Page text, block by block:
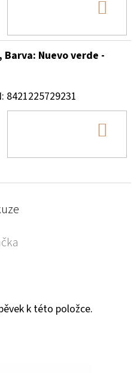
Nuevo verde -
8421225729231
k této položce.